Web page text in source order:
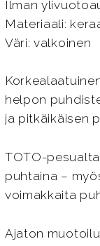
Ilman
Materiaali:
Väri: valkoinen
helpon
ja pitkäikäisen
TOTO-
puhtaina –
voimakkaita
Ajaton